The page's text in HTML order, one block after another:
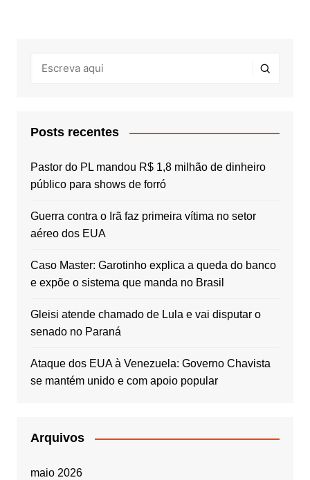
Posts recentes
Pastor do PL mandou R$ 1,8 milhão de dinheiro
público para shows de forró
Guerra contra o Irã faz primeira vítima no setor
aéreo dos EUA
Caso Master: Garotinho explica a queda do banco
e expõe o sistema que manda no Brasil
Gleisi atende chamado de Lula e vai disputar o
senado no Paraná
Ataque dos EUA à Venezuela: Governo Chavista
se mantém unido e com apoio popular
Arquivos
maio 2026